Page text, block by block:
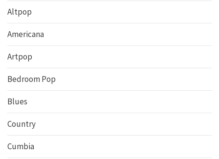
Altpop
Americana
Artpop
Bedroom Pop
Blues
Country
Cumbia